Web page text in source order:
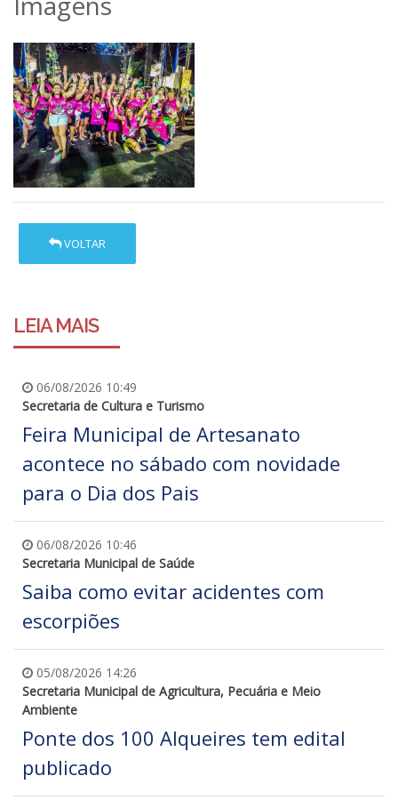
VOLTAR
LEIA MAIS
06/08/2026 10:49
Secretaria de Cultura e Turismo
Feira Municipal de Artesanato
acontece no sábado com novidade
para o Dia dos Pais
06/08/2026 10:46
Secretaria Municipal de Saúde
Saiba como evitar acidentes com
escorpiões
05/08/2026 14:26
Secretaria Municipal de Agricultura, Pecuária e Meio
Ambiente
Ponte dos 100 Alqueires tem edital
publicado